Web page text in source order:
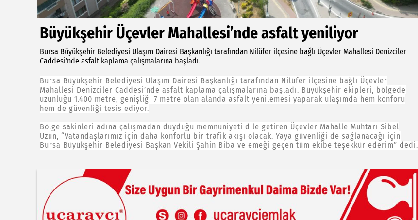
Büyükşehir Üçevler Mahallesi’nde asfalt yeniliyor
Bursa Büyükşehir Belediyesi Ulaşım Dairesi Başkanlığı tarafından Nilüfer ilçesine bağlı Üçevler Mahallesi Denizciler
Caddesi’nde asfalt kaplama çalışmalarına başladı.
Bursa Büyükşehir Belediyesi Ulaşım Dairesi Başkanlığı tarafından Nilüfer ilçesine bağlı Üçevler
Mahallesi Denizciler Caddesi’nde asfalt kaplama çalışmalarına başladı. Büyükşehir ekipleri, bölgede
uzunluğu 1.400 metre, genişliği 7 metre olan alanda asfalt yenilemesi yaparak ulaşımda hem konforu
hem de güvenliği tesis ediyor.
Bölge sakinleri adına çalışmadan duyduğu memnuniyeti dile getiren Üçevler Mahalle Muhtarı Sibel
Uzun, “Vatandaşlarımız için daha konforlu bir trafik akışı olacak. Yaya güvenliği de sağlanacağı için
Bursa Büyükşehir Belediyesi Başkan Vekili Şahin Biba ve emeği geçen tüm ekibe teşekkür ederim” dedi.